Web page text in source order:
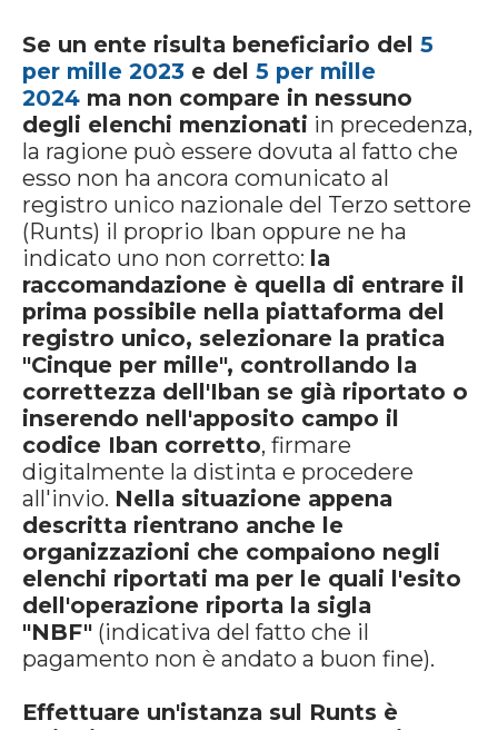
Se un ente risulta beneficiario del 5
per mille 2023 e del 5 per mille
2024 ma non compare in nessuno
degli elenchi menzionati in precedenza,
la ragione può essere dovuta al fatto che
esso non ha ancora comunicato al
registro unico nazionale del Terzo settore
(Runts) il proprio Iban oppure ne ha
indicato uno non corretto: la
raccomandazione è quella di entrare il
prima possibile nella piattaforma del
registro unico, selezionare la pratica
"Cinque per mille", controllando la
correttezza dell'Iban se già riportato o
inserendo nell'apposito campo il
codice Iban corretto, firmare
digitalmente la distinta e procedere
all'invio. Nella situazione appena
descritta rientrano anche le
organizzazioni che compaiono negli
elenchi riportati ma per le quali l'esito
dell'operazione riporta la sigla
"NBF" (indicativa del fatto che il
pagamento non è andato a buon fine).
Effettuare un'istanza sul Runts è